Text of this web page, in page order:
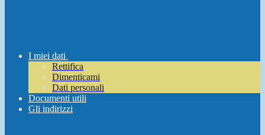
I miei dati
Rettifica
Dimenticami
Dati personali
Documenti utili
Gli indirizzi